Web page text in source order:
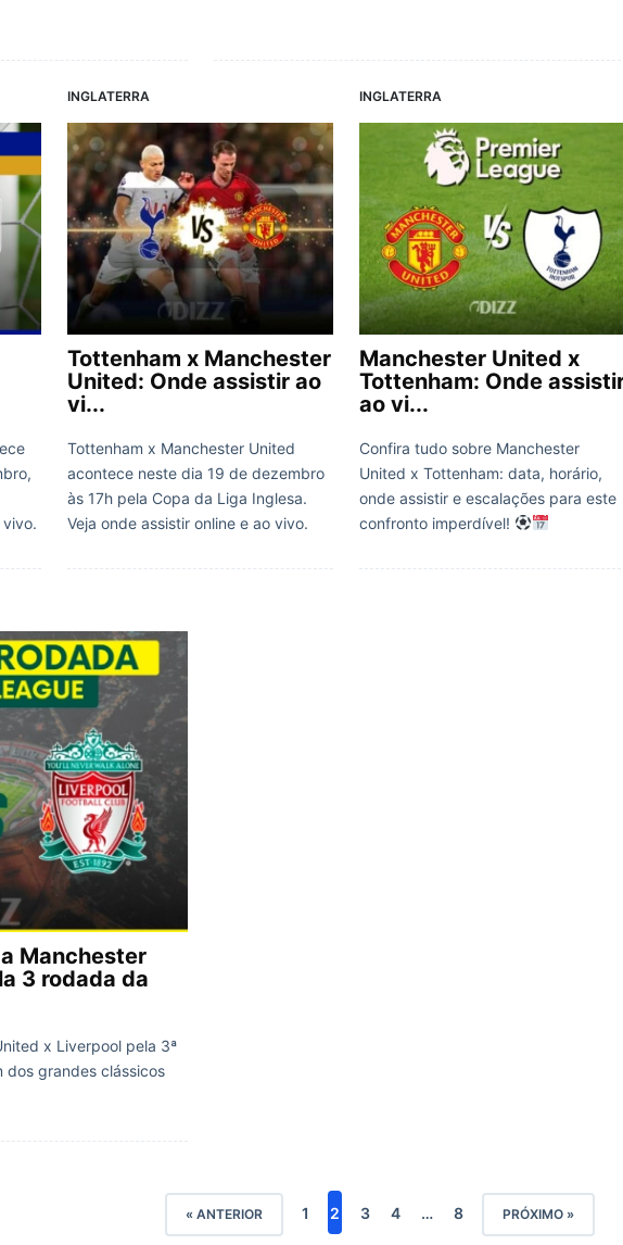
vivo.
INGLATERRA
Tottenham x Manchester
United: Onde assistir ao
vi...
Tottenham x Manchester United
acontece neste dia 19 de dezembro
às 17h pela Copa da Liga Inglesa.
Veja onde assistir online e ao vivo.
INGLATERRA
Manchester United x
Tottenham: Onde
ao vi...
Confira tudo sobre Manchester
United x Tottenham: data, horário,
onde assistir e escalações para este
confronto imperdível!
Manchester
3 rodada da
x Liverpool pela 3ª
dos grandes clássicos
« ANTERIOR 1 2 3 4 … 8 PRÓXIMO »